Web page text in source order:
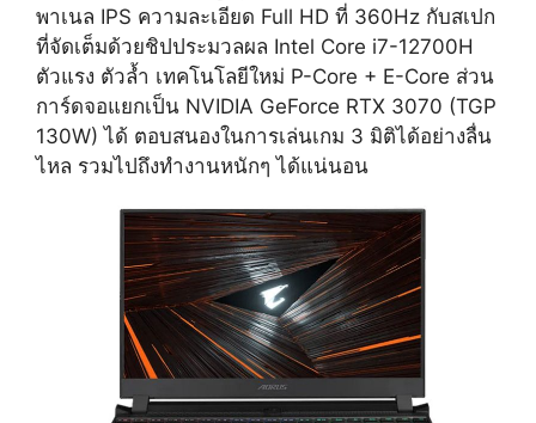
พาเนล IPS ความละเอียด Full HD ที่ 360Hz กับสเปก
ที่จัดเต็มด้วยชิปประมวลผล Intel Core i7-12700H
ตัวแรง ตัวล้ำ เทคโนโลยีใหม่ P-Core + E-Core ส่วน
การ์ดจอแยกเป็น NVIDIA GeForce RTX 3070 (TGP
130W) ได้ ตอบสนองในการเล่นเกม 3 มิติได้อย่างลื่น
ไหล รวมไปถึงทำงานหนักๆ ได้แน่นอน